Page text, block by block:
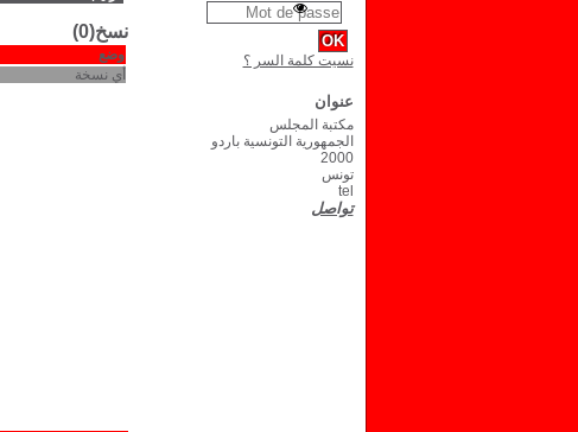
نسخ(0)
وضع
أي نسخة
نسيت كلمة السر ؟
عنوان
مكتبة المجلس
الجمهورية التونسية باردو
2000
تونس
tel
تواصل